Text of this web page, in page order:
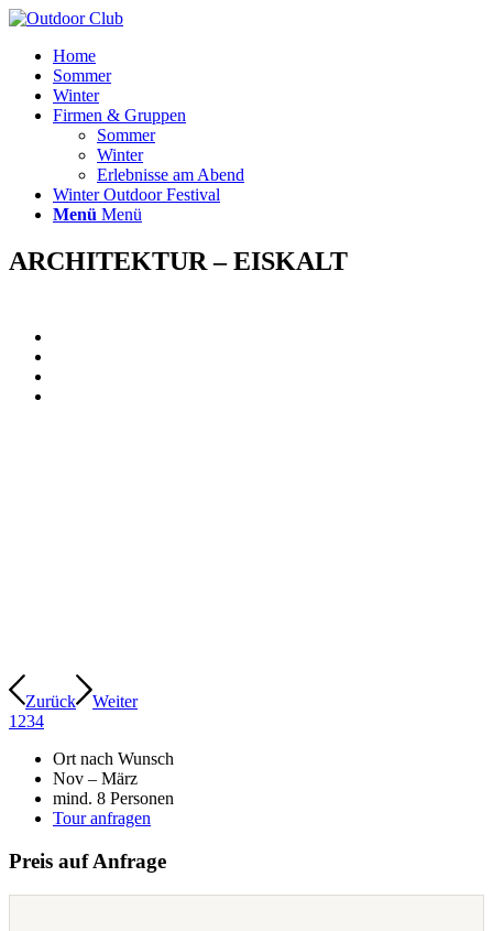
Home
Sommer
Winter
Firmen & Gruppen
Sommer
Winter
Erlebnisse am Abend
Winter Outdoor Festival
Menü Menü
ARCHITEKTUR – EISKALT
Zurück
Weiter
1 234
Ort nach Wunsch
Nov – März
mind. 8 Personen
Tour anfragen
Preis auf Anfrage